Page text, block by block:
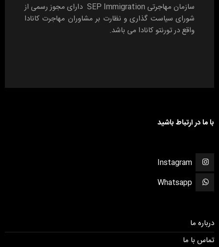
سازمان مهاجرتی SEP Immigration دارای مجوز رسمی از
شورای سیاست گذاری و نظارت بر مشاوران مهاجرت کانادا
واقع در تورنتو کانادا می باشد.
با ما در ارتباط باشید
Instagram
Whatsapp
درباره ما
تماس با ما